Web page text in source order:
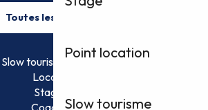
Point location
Slow tourisme
Toutes les activités
Slow tourisme FFVoile
Location
Stage
Coaching